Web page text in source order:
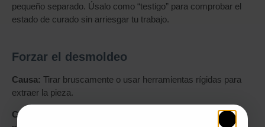
pequeño separado. Úsalo como “testigo” para comprobar el
estado de curado sin arriesgar tu trabajo.
Forzar el desmoldeo
Causa: Tirar bruscamente o usar herramientas rígidas para
extraer la pieza.
Consecuencia: